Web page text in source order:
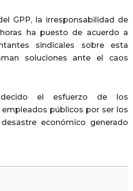
GPP, la irresponsabilidad de
ha puesto de acuerdo a
sindicales sobre esta
soluciones ante el caos
el esfuerzo de los
públicos por ser los
económico generado